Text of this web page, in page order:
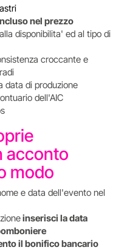
nel prezzo
disponibilita' ed al tipo di
croccante e
data di produzione
dell'AIC
acconto
modo
e data dell'evento nel
inserisci la data
il bonifico bancario